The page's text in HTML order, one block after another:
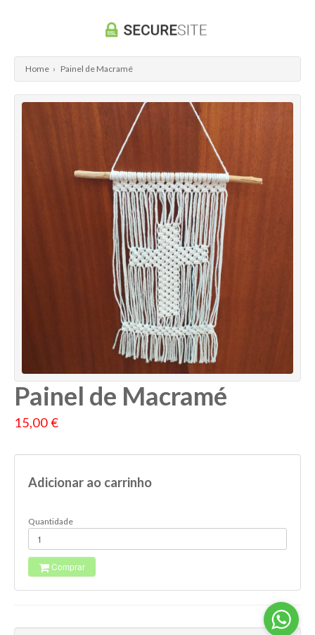
Home › Painel de Macramé
Painel de Macramé
15,00 €
Adicionar ao carrinho
Quantidade
Comprar